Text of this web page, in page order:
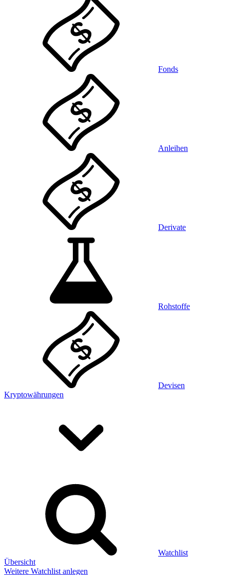
Fonds
Anleihen
Derivate
Rohstoffe
Devisen
Kryptowährungen
Watchlist
Übersicht
Weitere Watchlist anlegen